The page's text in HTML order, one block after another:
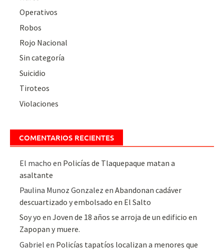
Operativos
Robos
Rojo Nacional
Sin categoría
Suicidio
Tiroteos
Violaciones
COMENTARIOS RECIENTES
El macho en Policías de Tlaquepaque matan a
asaltante
Paulina Munoz Gonzalez enAbandonan cadáver
descuartizado y embolsado en El Salto
Soy yo enJoven de 18 años se arroja de un edificio en
Zapopan y muere.
Gabriel en Policías tapatíos localizan a menores que